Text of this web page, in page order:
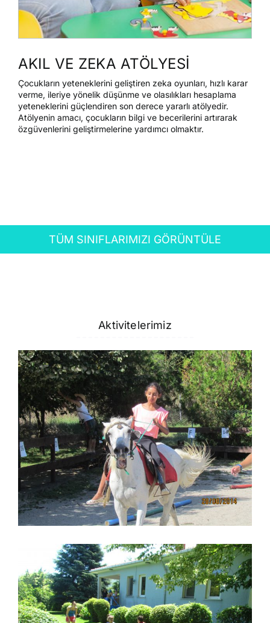
AKIL VE ZEKA ATÖLYESİ
Çocukların yeteneklerini geliştiren zeka oyunları, hızlı karar
verme, ileriye yönelik düşünme ve olasılıkları hesaplama
yeteneklerini güçlendiren son derece yararlı atölyedir.
Atölyenin amacı, çocukların bilgi ve becerilerini artırarak
özgüvenlerini geliştirmelerine yardımcı olmaktır.
TÜM SINIFLARIMIZI GÖRÜNTÜLE
Aktivitelerimiz